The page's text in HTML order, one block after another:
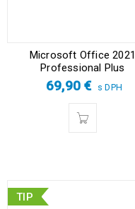
Microsoft Office 2021
Professional Plus
69,90€ s DPH
TIP